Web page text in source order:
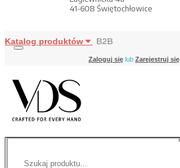
41-608 Świętochłowice
Katalog produktów B2B
Zaloguj się lub Zarejestruj się